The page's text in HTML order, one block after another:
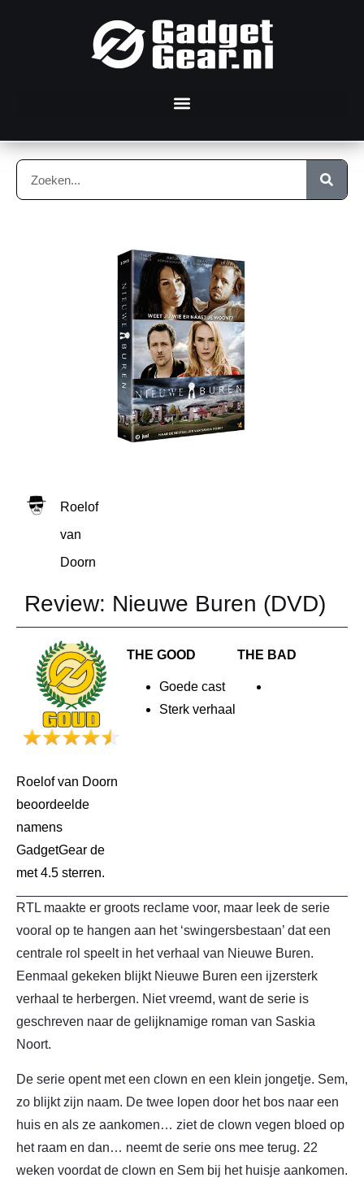
Roelof
van
Doorn
Review: Nieuwe Buren (DVD)
Roelof van Doorn
beoordeelde
namens
GadgetGear de
met 4.5 sterren.
THE GOOD
Goede cast
Sterk verhaal
THE BAD
RTL maakte er groots reclame voor, maar leek de serie
vooral op te hangen aan het ‘swingersbestaan’ dat een
centrale rol speelt in het verhaal van Nieuwe Buren.
Eenmaal gekeken blijkt Nieuwe Buren een ijzersterk
verhaal te herbergen. Niet vreemd, want de serie is
geschreven naar de gelijknamige roman van Saskia
Noort.
De serie opent met een clown en een klein jongetje. Sem,
zo blijkt zijn naam. De twee lopen door het bos naar een
huis en als ze aankomen… ziet de clown vegen bloed op
het raam en dan… neemt de serie ons mee terug. 22
weken voordat de clown en Sem bij het huisje aankomen.